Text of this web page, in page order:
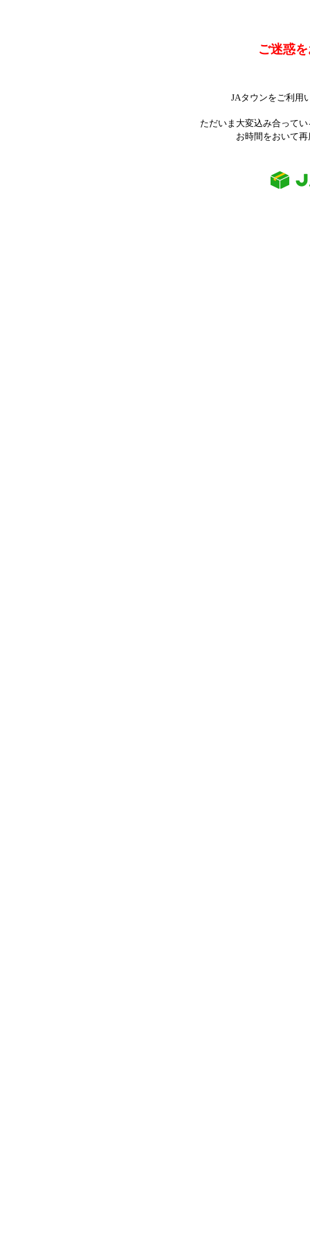
ご迷惑
JAタウンをご利用
ただいま大変込み合って
お時間をおいて